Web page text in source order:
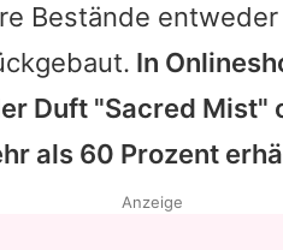
Nutzungsbedingungen
Bestände
In
Duft "Sacred Mist"
als 60 Prozent
Anzeige